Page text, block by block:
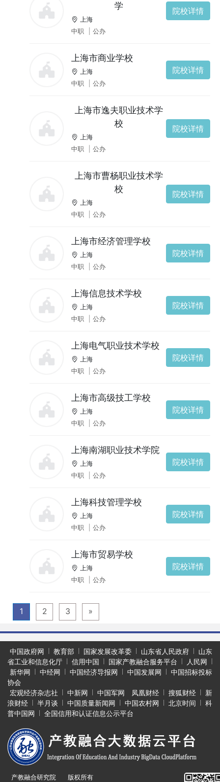
学
上海
中职
公办
院校详情
上海市商业学校
上海
中职
公办
院校详情
上海市逸夫职业技术学
校
上海
中职
公办
院校详情
上海市曹杨职业技术学
校
上海
中职
公办
院校详情
上海市经济管理学校
上海
中职
公办
院校详情
上海信息技术学校
上海
中职
公办
院校详情
上海电气职业技术学校
上海
中职
公办
院校详情
上海市高级技工学校
上海
中职
公办
院校详情
上海南湖职业技术学院
上海
中职
公办
院校详情
上海科技管理学校
上海
中职
公办
院校详情
上海市贸易学校
上海
中职
公办
院校详情
1 2 3 »
中国政府网 教育部 国家发展改革委 山东省人民政府
山东
省工业和信息化厅
信用中国 国家产教融合服务平台
人民网
新华网
中经网 中国经济导报网 中国发展网
中国招标投标
协会
宏观经济杂志社
中新网 中国军网 凤凰财经 搜狐财经
新
浪财经
半月谈 中国质量新闻网 中国农村网 北京时间
科
普中国网
全国信用和认证信息公示平台
产教融合研究院 版权所有